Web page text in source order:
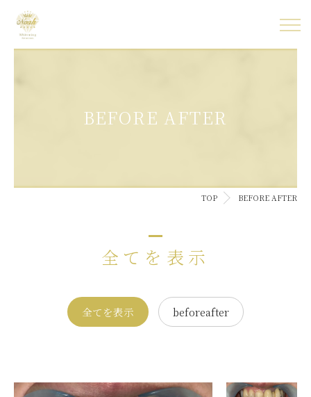
BEFORE AFTER
TOP BEFORE AFTER
全てを表示
全てを表示 beforeafter